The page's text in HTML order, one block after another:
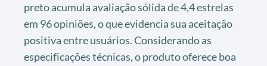
preto acumula avaliação sólida de 4,4 estrelas
em 96 opiniões, o que evidencia sua aceitação
positiva entre usuários. Considerando as
especificações técnicas, o produto oferece boa